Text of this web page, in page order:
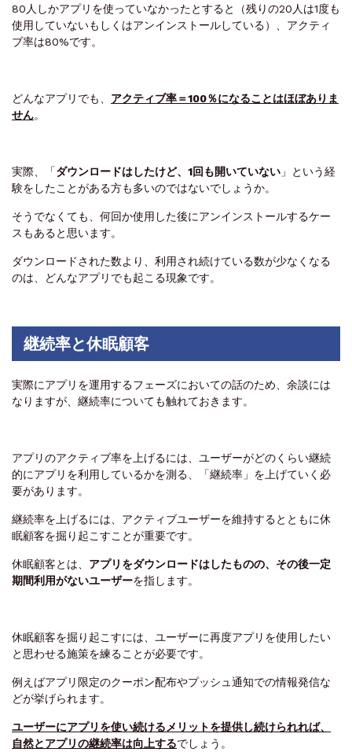
80人しかアプリを使っていなかったとすると（残りの20人は1度も
使用していないもしくはアンインストールしている）、アクティ
ブ率は80%です。
どんなアプリでも、 アクティブ率＝100％になることはほぼありま
せん。
実際、 「ダウンロードはしたけど、1回も開いていない 」
という経
験をしたことがある方も多いのではないでしょうか。
そうでなくても、何回か使用した後にアンインストールするケー
スもあると思います。
ダウンロードされた数より、利用され続けている数が少なくなる
のは、どんなアプリでも起こる現象です。
継続率と休眠顧客
実際にアプリを運用するフェーズにおいての話のため、余談には
なりますが、継続率についても触れておきます。
アプリのアクティブ率を上げるには、ユーザーがどのくらい継続
的にアプリを利用しているかを測る、「継続率」を上げていく必
要があります。
継続率を上げるには、アクティブユーザーを維持するとともに休
眠顧客を掘り起こすことが重要です。
休眠顧客とは、 アプリをダウンロードはしたものの、その後一定
期間利用がないユーザーを指します。
休眠顧客を掘り起こすには、ユーザーに再度アプリを使用したい
と思わせる施策を練ることが必要です。
例えばアプリ限定のクーポン配布やプッシュ通知での情報発信な
どが挙げられます。
ユーザーにアプリを使い続けるメリットを提供し続けられれば、
自然とアプリの継続率は向上するでしょう。